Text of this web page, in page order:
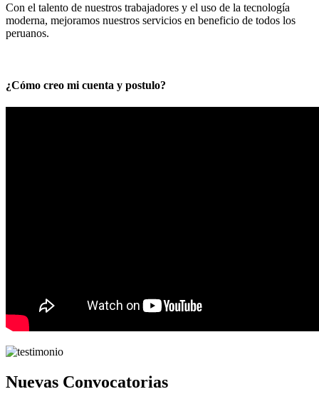
Con el talento de nuestros trabajadores y el uso de la tecnología
moderna, mejoramos nuestros servicios en beneficio de todos los
peruanos.
¿Cómo creo mi cuenta y postulo?
Nuevas Convocatorias